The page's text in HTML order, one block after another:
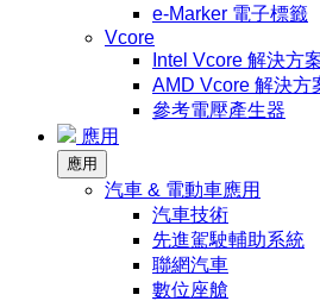
e-Marker 電子標籤
Vcore
Intel Vcore 解決方
AMD Vcore 解決方
參考電壓產生器
應用
應用
汽車 & 電動車應用
汽車技術
先進駕駛輔助系統
聯網汽車
數位座艙